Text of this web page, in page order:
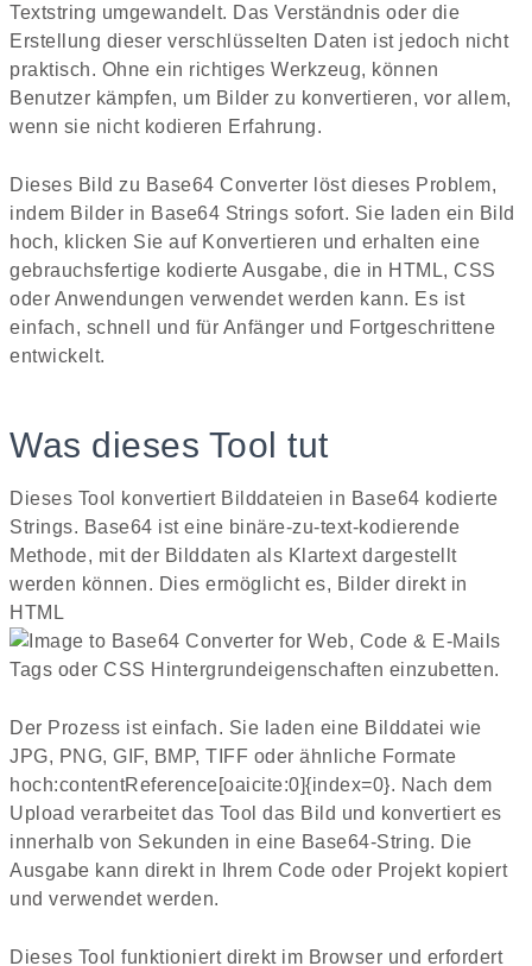
Textstring umgewandelt. Das Verständnis oder die
Erstellung dieser verschlüsselten Daten ist jedoch nicht
praktisch. Ohne ein richtiges Werkzeug, können
Benutzer kämpfen, um Bilder zu konvertieren, vor allem,
wenn sie nicht kodieren Erfahrung.
Dieses Bild zu Base64 Converter löst dieses Problem,
indem Bilder in Base64 Strings sofort. Sie laden ein Bild
hoch, klicken Sie auf Konvertieren und erhalten eine
gebrauchsfertige kodierte Ausgabe, die in HTML, CSS
oder Anwendungen verwendet werden kann. Es ist
einfach, schnell und für Anfänger und Fortgeschrittene
entwickelt.
Was dieses Tool tut
Dieses Tool konvertiert Bilddateien in Base64 kodierte
Strings. Base64 ist eine binäre-zu-text-kodierende
Methode, mit der Bilddaten als Klartext dargestellt
werden können. Dies ermöglicht es, Bilder direkt in
HTML
Tags oder CSS Hintergrundeigenschaften einzubetten.
Der Prozess ist einfach. Sie laden eine Bilddatei wie
JPG, PNG, GIF, BMP, TIFF oder ähnliche Formate
hoch:contentReference[oaicite:0]{index=0}. Nach dem
Upload verarbeitet das Tool das Bild und konvertiert es
innerhalb von Sekunden in eine Base64-String. Die
Ausgabe kann direkt in Ihrem Code oder Projekt kopiert
und verwendet werden.
Dieses Tool funktioniert direkt im Browser und erfordert